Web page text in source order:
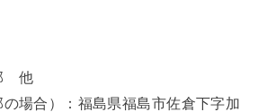
他
場合）：福島県福島市佐倉下字加